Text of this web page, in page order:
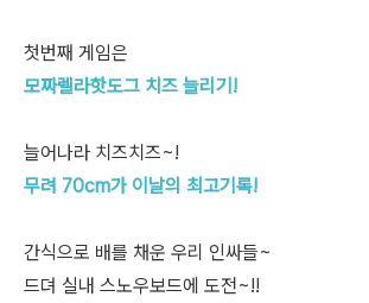
첫번째 게임은
모짜렐라핫도그 치즈 늘리기!
늘어나라 치즈치즈~!
무려 70cm가 이날의 최고기록!
간식으로 배를 채운 우리 인싸들~
드뎌 실내 스노우보드에 도전~!!